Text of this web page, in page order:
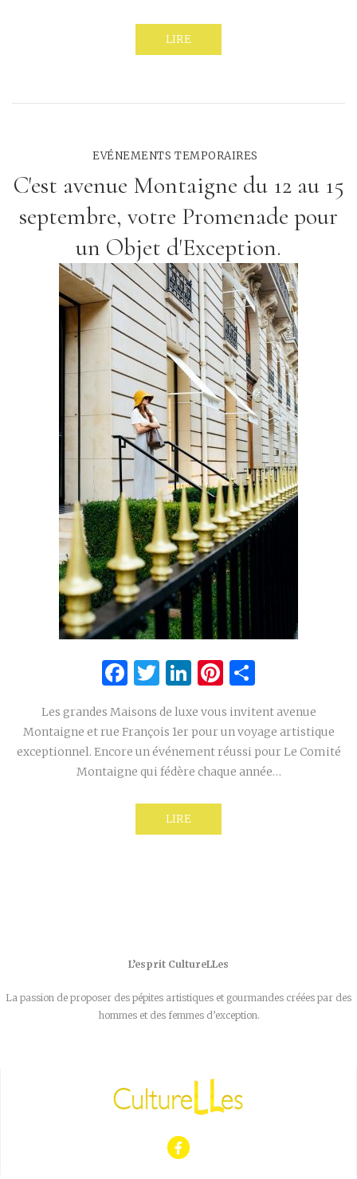
LIRE
EVÉNEMENTS TEMPORAIRES
C'est avenue Montaigne du 12 au 15
septembre, votre Promenade pour
un Objet d'Exception.
Facebook
Twitter
LinkedIn
Pinterest
Les grandes Maisons de luxe vous invitent avenue
Montaigne et rue François 1er pour un voyage artistique
exceptionnel. Encore un événement réussi pour Le Comité
Montaigne qui fédère chaque année…
LIRE
L’esprit CultureLLes
La passion de proposer des pépites artistiques et gourmandes créées par des
hommes et des femmes d’exception.